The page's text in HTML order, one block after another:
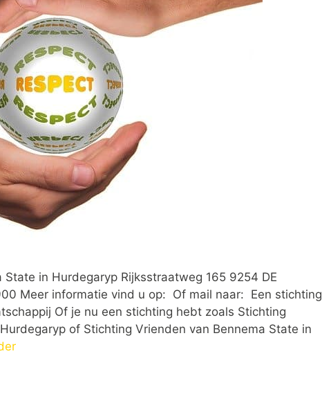
in Hurdegaryp Rijksstraatweg 165 9254 DE
Meer informatie vind u op: Of mail naar: Een stichting
Of je nu een stichting hebt zoals Stichting
of Stichting Vrienden van Bennema State in